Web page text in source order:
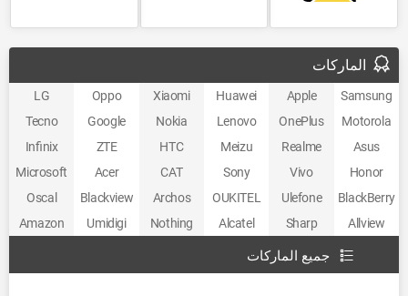
الماركات
Samsung
Apple
Huawei
Xiaomi
Oppo
LG
Motorola
OnePlus
Lenovo
Nokia
Google
Tecno
Asus
Realme
Meizu
HTC
ZTE
Infinix
Honor
Vivo
Sony
CAT
Acer
Microsoft
BlackBerry
Ulefone
OUKITEL
Archos
Blackview
Oscal
Allview
Sharp
Alcatel
Nothing
Umidigi
Amazon
جميع الماركات